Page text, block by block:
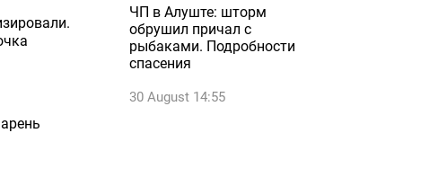
ЧП в Алуште: шторм
обрушил причал с
рыбаками. Подробности
спасения
30 August 14:55